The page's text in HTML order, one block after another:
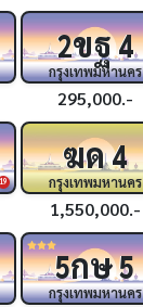
2ขฐ4
กรุงเทพมหานคร
295,000.-
19
ฆด4
กรุงเทพมหานคร
1,550,000.-
5กษ5
กรุงเทพมหานคร